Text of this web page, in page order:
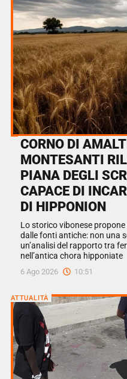
CORNO DI
MONTESANTI
PIANA DEGLI
CAPACE DI
DI HIPPONION
Lo storico vibonese
dalle fonti antiche: non una
un’analisi del rapporto tra
nell’antica chora hipponiate
6 Ago 2026 10:51
ATTUALITÀ